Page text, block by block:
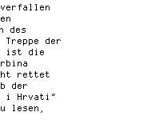
verfallen
des
der
ist die
rettet
der
i Hrvati“
lesen,